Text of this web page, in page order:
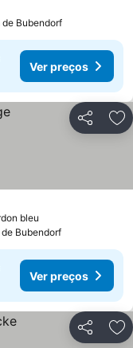
Bubendorf
Ver preços
Partilhar
bleu
Bubendorf
Ver preços
Partilhar